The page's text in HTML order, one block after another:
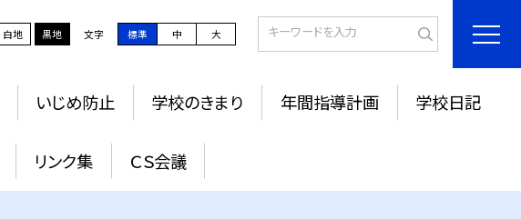
白地 黒地 文字 標準 中 大
いじめ防止 学校のきまり 年間指導計画 学校日記
リンク集 ＣＳ会議